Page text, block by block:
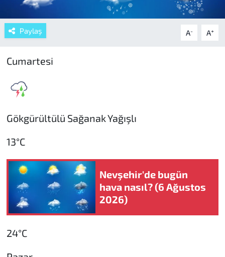
Paylaş A- A+
Cumartesi
Gökgürültülü Sağanak Yağışlı
13°C
Nevşehir'de bugün
hava nasıl? (6 Ağustos
2026)
24°C